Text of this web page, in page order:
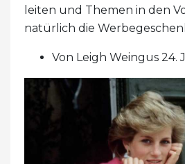
leiten und Themen in den
natürlich die
Von Leigh Weingus 24.